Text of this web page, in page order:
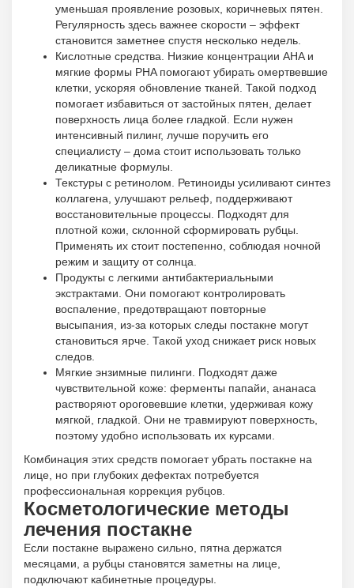
уменьшая проявление розовых, коричневых пятен.
Регулярность здесь важнее скорости – эффект
становится заметнее спустя несколько недель.
Кислотные средства. Низкие концентрации AHA и
мягкие формы PHA помогают убирать омертвевшие
клетки, ускоряя обновление тканей. Такой подход
помогает избавиться от застойных пятен, делает
поверхность лица более гладкой. Если нужен
интенсивный пилинг, лучше поручить его
специалисту – дома стоит использовать только
деликатные формулы.
Текстуры с ретинолом. Ретиноиды усиливают синтез
коллагена, улучшают рельеф, поддерживают
восстановительные процессы. Подходят для
плотной кожи, склонной сформировать рубцы.
Применять их стоит постепенно, соблюдая ночной
режим и защиту от солнца.
Продукты с легкими антибактериальными
экстрактами. Они помогают контролировать
воспаление, предотвращают повторные
высыпания, из-за которых следы постакне могут
становиться ярче. Такой уход снижает риск новых
следов.
Мягкие энзимные пилинги. Подходят даже
чувствительной коже: ферменты папайи, ананаса
растворяют ороговевшие клетки, удерживая кожу
мягкой, гладкой. Они не травмируют поверхность,
поэтому удобно использовать их курсами.
Комбинация этих средств помогает убрать постакне на
лице, но при глубоких дефектах потребуется
профессиональная коррекция рубцов.
Косметологические методы
лечения постакне
Если постакне выражено сильно, пятна держатся
месяцами, а рубцы становятся заметны на лице,
подключают кабинетные процедуры.